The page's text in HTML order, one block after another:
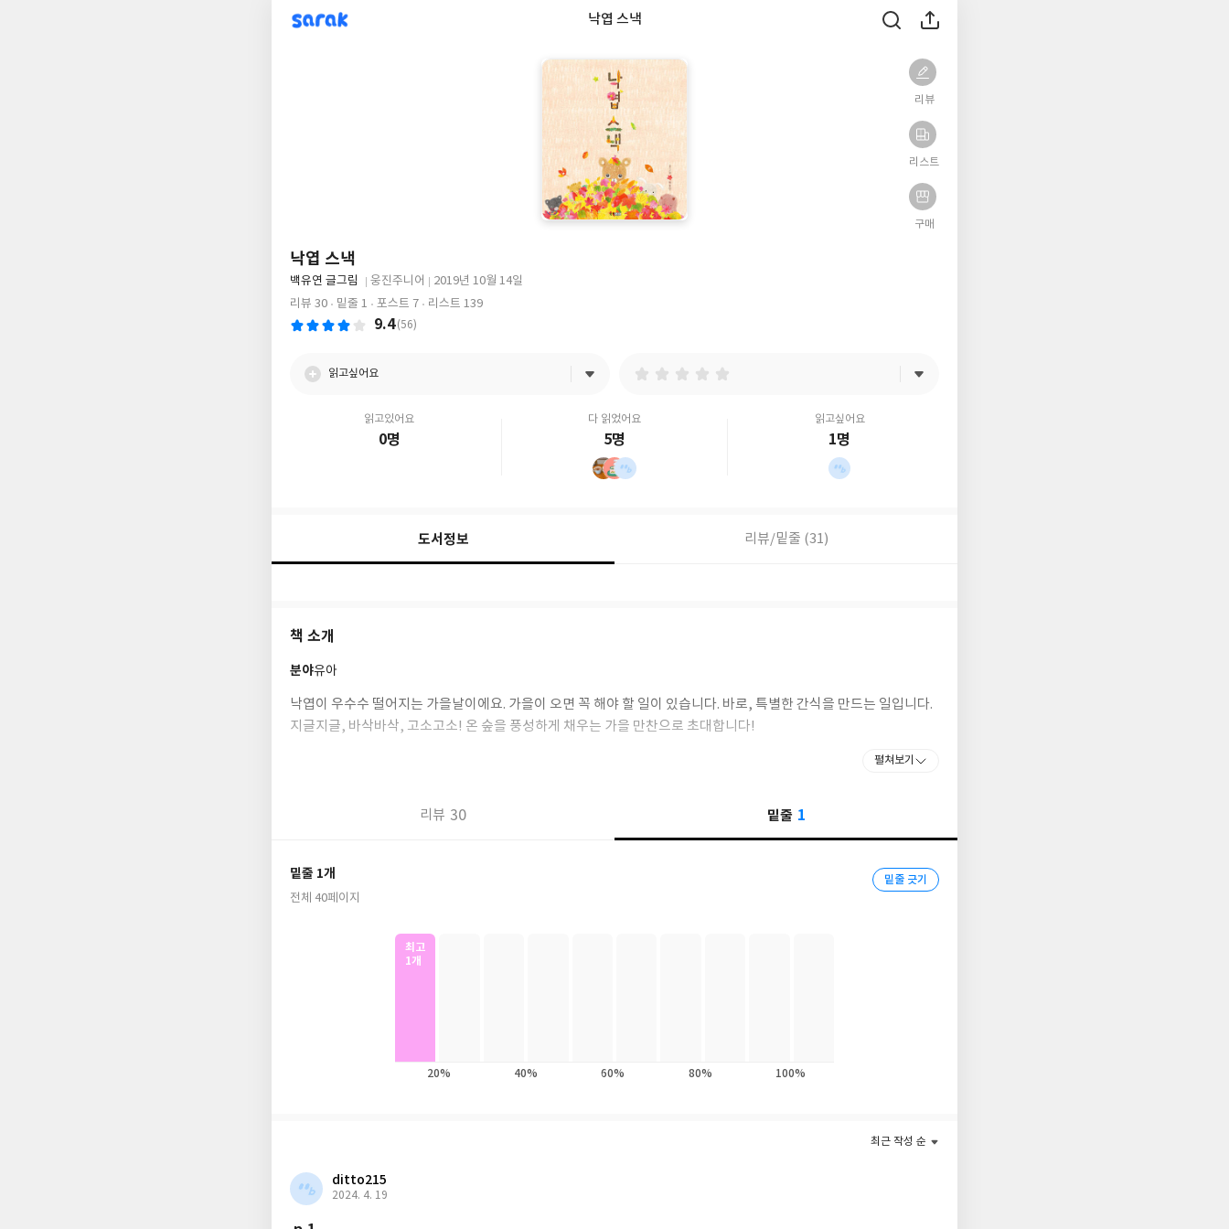
sarak 낙엽 스낵
리뷰
리스트
구매
낙엽 스낵
글
쓴
백유연 글그림
출
사
웅진주니어
출
2019년 10월 14일
리뷰 30
밑줄 1 포스트 7 리스트 139
9.4 (56)
읽고싶어요
읽고있어요
0명
다 읽었어요
5명
읽고싶어요
1명
도서정보 리뷰/밑줄 (31)
책 소개
분야유아
낙엽이 우수수 떨어지는 가을날이에요. 가을이 오면 꼭 해야 할 일이 있습니다. 바로, 특별한 간식을 만드는 일입니다.
지글지글, 바삭바삭, 고소고소! 온 숲을 풍성하게 채우는 가을 만찬으로 초대합니다!
펼쳐보기
리뷰 30 밑줄 1
밑줄 1개
전체 40페이지
밑줄 긋기
최고
1개
20% 40% 60% 80% 100%
최근 작성 순
ditto215
2024. 4. 19